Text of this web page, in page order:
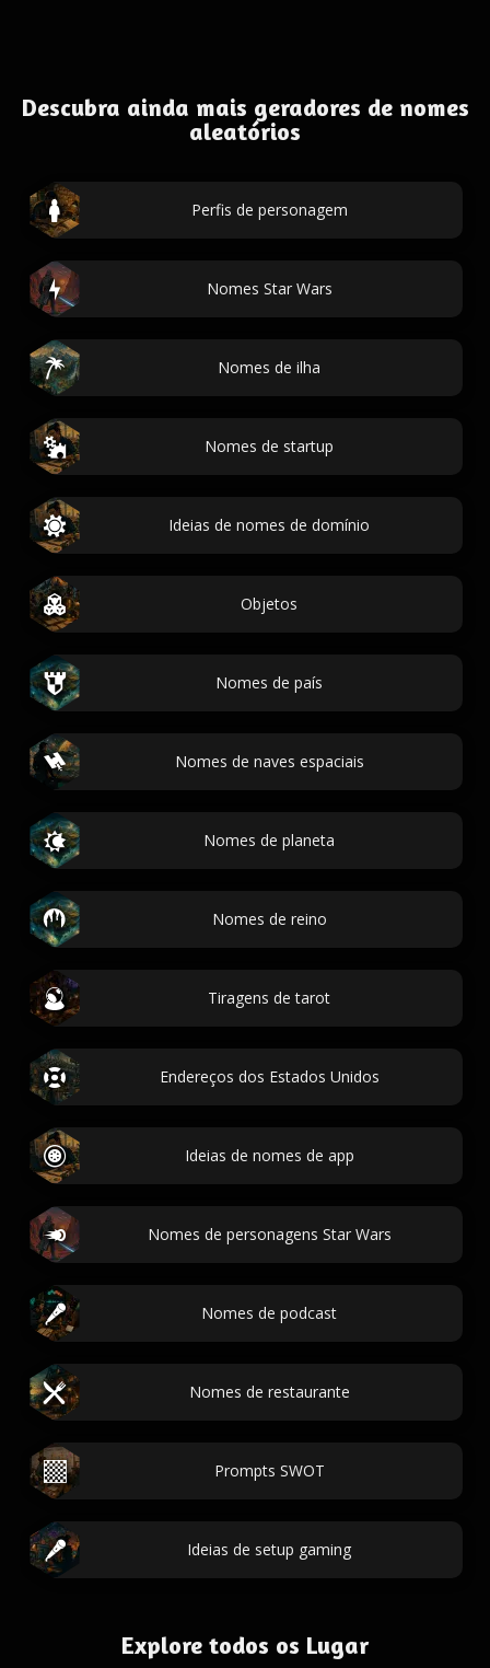
Descubra ainda mais geradores de nomes
aleatórios
Perfis de personagem
Nomes Star Wars
Nomes de ilha
Nomes de startup
Ideias de nomes de domínio
Objetos
Nomes de país
Nomes de naves espaciais
Nomes de planeta
Nomes de reino
Tiragens de tarot
Endereços dos Estados Unidos
Ideias de nomes de app
Nomes de personagens Star Wars
Nomes de podcast
Nomes de restaurante
Prompts SWOT
Ideias de setup gaming
Explore todos os Lugar